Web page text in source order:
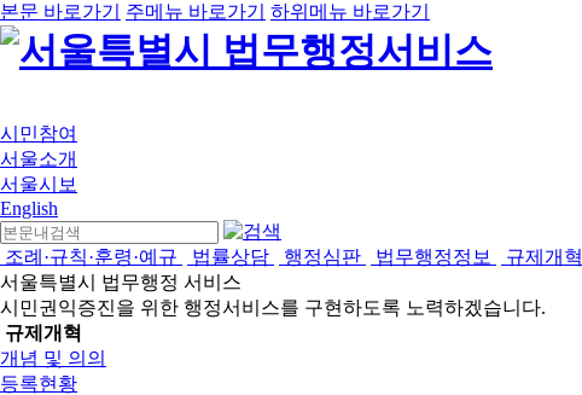
본문 바로가기 주메뉴 바로가기 하위메뉴 바로가기
시민참여
서울소개
서울시보
English
조례·규칙·훈령·예규 법률상담 행정심판 법무행정정보 규제개혁
서울특별시 법무행정 서비스
시민권익증진을 위한 행정서비스를 구현하도록 노력하겠습니다.
규제개혁
개념 및 의의
등록현황